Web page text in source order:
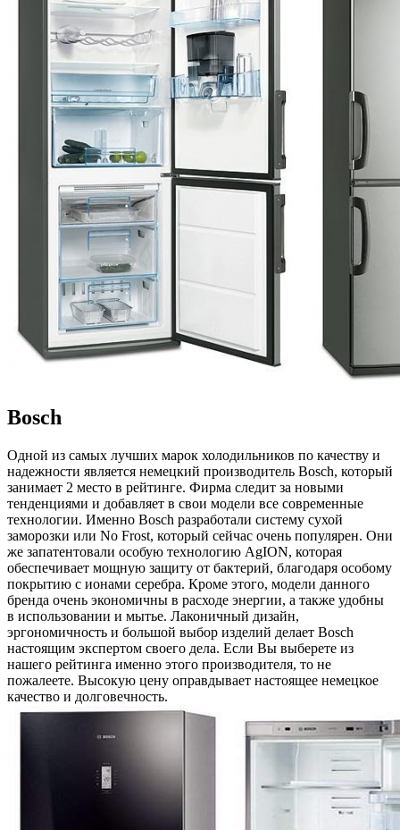
Bosch
Одной из самых лучших марок холодильников по качеству и
надежности является немецкий производитель Bosch, который
занимает 2 место в рейтинге. Фирма следит за новыми
тенденциями и добавляет в свои модели все современные
технологии. Именно Bosch разработали систему сухой
заморозки или No Frost, который сейчас очень популярен. Они
же запатентовали особую технологию AgION, которая
обеспечивает мощную защиту от бактерий, благодаря особому
покрытию с ионами серебра. Кроме этого, модели данного
бренда очень экономичны в расходе энергии, а также удобны
в использовании и мытье. Лаконичный дизайн,
эргономичность и большой выбор изделий делает Bosch
настоящим экспертом своего дела. Если Вы выберете из
нашего рейтинга именно этого производителя, то не
пожалеете. Высокую цену оправдывает настоящее немецкое
качество и долговечность.